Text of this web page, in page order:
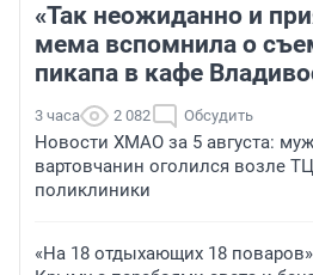
«Так неожиданно и
мема вспомнила о
пикапа в кафе
3 часа 2 082 Обсудить
Новости ХМАО за 5 августа:
вартовчанин оголился возле
поликлиники
«На 18 отдыхающих 18